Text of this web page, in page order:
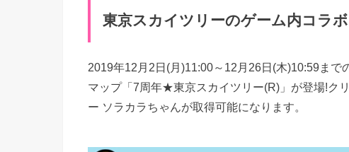
東京スカイツリーのゲーム内コラ
2019年12月2日(月)11:00～12月26日(木)10:59ま
マップ「7周年★東京スカイツリー(R)」が登場!ク
ー ソラカラちゃんが取得可能になります。